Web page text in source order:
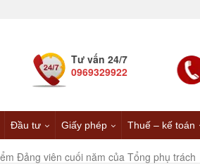
Tư vấn 24/7
0969329922
Đầu tư Giấy phép Thuế – kế toán
Đảng viên cuối năm của Tổng phụ trách